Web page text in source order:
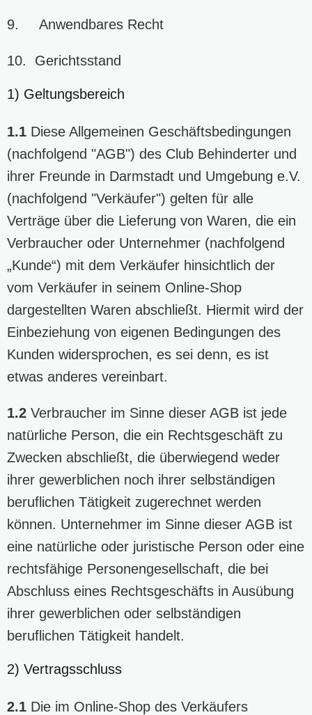
9. Anwendbares Recht
10. Gerichtsstand
1) Geltungsbereich
1.1 Diese Allgemeinen Geschäftsbedingungen
(nachfolgend "AGB") des Club Behinderter und
ihrer Freunde in Darmstadt und Umgebung e.V.
(nachfolgend "Verkäufer") gelten für alle
Verträge über die Lieferung von Waren, die ein
Verbraucher oder Unternehmer (nachfolgend
„Kunde“) mit dem Verkäufer hinsichtlich der
vom Verkäufer in seinem Online-Shop
dargestellten Waren abschließt. Hiermit wird der
Einbeziehung von eigenen Bedingungen des
Kunden widersprochen, es sei denn, es ist
etwas anderes vereinbart.
1.2 Verbraucher im Sinne dieser AGB ist jede
natürliche Person, die ein Rechtsgeschäft zu
Zwecken abschließt, die überwiegend weder
ihrer gewerblichen noch ihrer selbständigen
beruflichen Tätigkeit zugerechnet werden
können. Unternehmer im Sinne dieser AGB ist
eine natürliche oder juristische Person oder eine
rechtsfähige Personengesellschaft, die bei
Abschluss eines Rechtsgeschäfts in Ausübung
ihrer gewerblichen oder selbständigen
beruflichen Tätigkeit handelt.
2) Vertragsschluss
2.1 Die im Online-Shop des Verkäufers